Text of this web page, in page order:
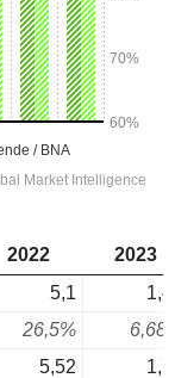
2022
2023
5,1
26,5%
5,52